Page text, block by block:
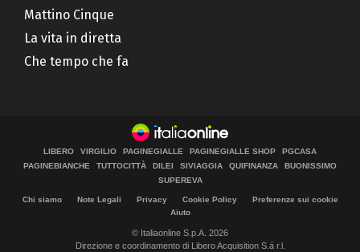
Mattino Cinque
La vita in diretta
Che tempo che fa
LIBERO VIRGILIO PAGINEGIALLE PAGINEGIALLE SHOP
PGCASA
PAGINEBIANCHE
TUTTOCITTÀ DILEI SIVIAGGIA QUIFINANZA
BUONISSIMO
SUPEREVA
Chi siamo Note Legali Privacy Cookie Policy
Preferenze sui cookie
Aiuto
© Italiaonline S.p.A. 2026
Direzione e coordinamento di Libero Acquisition S.á r.l.